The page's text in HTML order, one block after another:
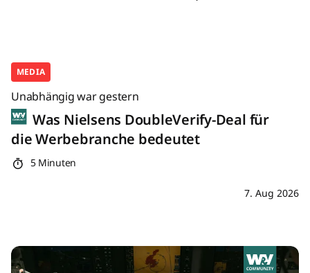
MEDIA
Unabhängig war gestern
Was Nielsens DoubleVerify-Deal für
die Werbebranche bedeutet
5 Minuten
7. Aug 2026